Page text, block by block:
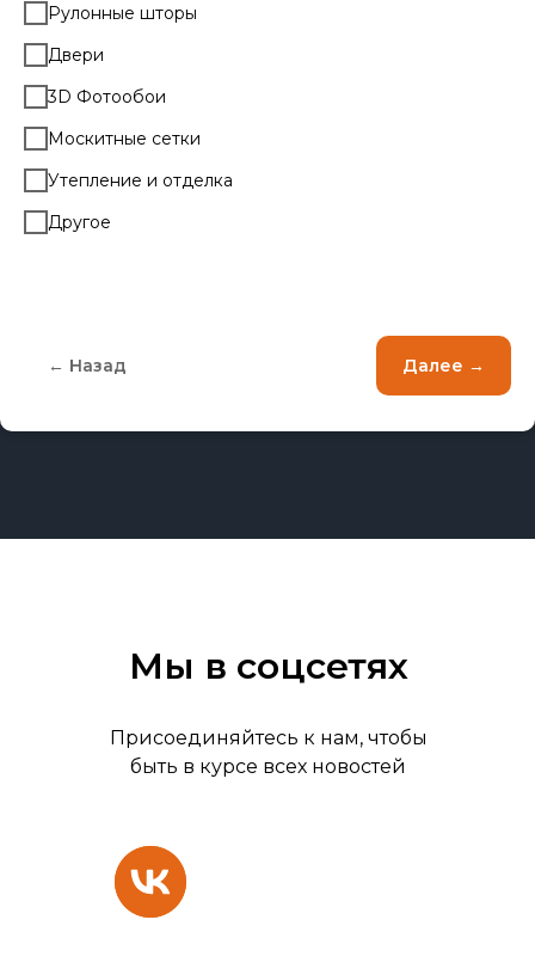
Рулонные шторы
Двери
3D Фотообои
Москитные сетки
Утепление и отделка
Другое
← Назад Далее →
Присоединяйтесь к нам, чтобы
быть в курсе всех новостей
Мы в соцсетях